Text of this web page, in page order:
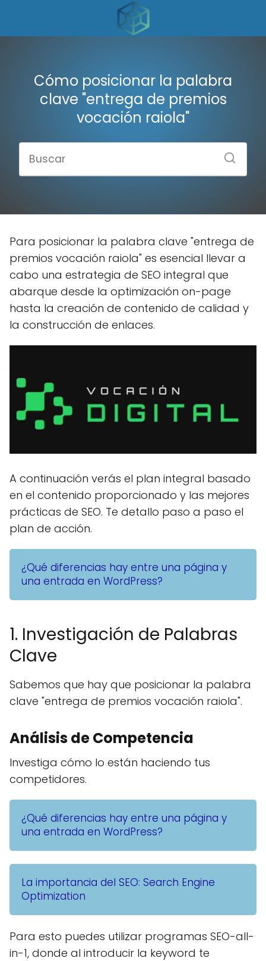
Cómo posicionar la palabra
clave "entrega de premios
vocación raiola"
Para posicionar la palabra clave "entrega de
premios vocación raiola" es esencial llevar a
cabo una estrategia de SEO integral que
abarque desde la optimización on-page
hasta la creación de contenido de calidad y
la construcción de enlaces.
A continuación verás el plan integral basado
en el contenido proporcionado y las mejores
prácticas de SEO. Te detallo paso a paso el
plan de acción.
¿Qué diferencias hay entre una página y
una entrada en WordPress?
1. Investigación de Palabras
Clave
Sabemos que hay que posicionar la palabra
clave "entrega de premios vocación raiola".
Análisis de Competencia
Investiga cómo lo están haciendo tus
competidores.
¿Qué diferencias hay entre una página y
una entrada en WordPress?
La importancia del SEO: Search Engine
Optimization
Para esto puedes utilizar programas SEO-all-
in-1, donde al introducir la keyword te